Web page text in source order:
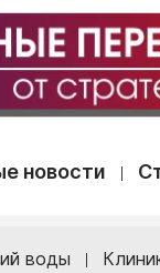
новости
воды